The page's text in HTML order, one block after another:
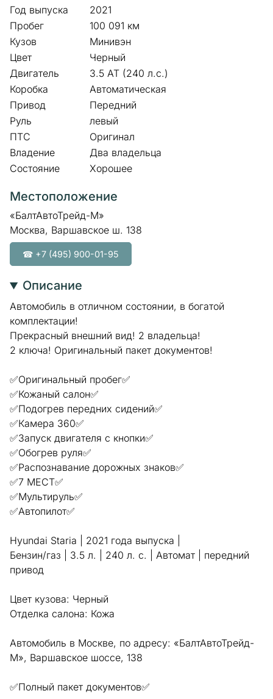
Год выпуска
2021
Пробег
100 091 км
Кузов
Минивэн
Цвет
Черный
Двигатель
3.5 AT (240 л.с.)
Коробка
Автоматическая
Привод
Передний
Руль
левый
ПТС
Оригинал
Владение
Два владельца
Состояние
Хорошее
Местоположение
«БалтАвтоТрейд-М»
Москва, Варшавское ш. 138
☎ +7 (495) 900-01-95
Описание
Автомобиль в отличном состоянии, в богатой
комплектации!
Прекрасный внешний вид! 2 владельца!
2 ключа! Оригинальный пакет документов!
✅Оригинальный пробег✅
✅Кожаный салон✅
✅Подогрев передних сидений✅
✅Камера 360✅
✅Запуск двигателя с кнопки✅
✅Обогрев руля✅
✅Распознавание дорожных знаков✅
✅7 МЕСТ✅
✅Мультируль✅
✅Автопилот✅
Hyundai Staria | 2021 года выпуска |
Бензин/газ | 3.5 л. | 240 л. с. | Автомат | передний
привод
Цвет кузова: Черный
Отделка салона: Кожа
Автомобиль в Москве, по адресу: «БалтАвтоТрейд-
М», Варшавское шоссе, 138
✅Полный пакет документов✅